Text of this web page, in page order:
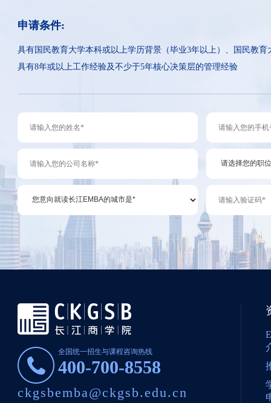
申请条件:
具有国民教育大学本科或以上学历背景（毕业3年以上）、国民教
具有8年或以上工作经验及不少于5年核心决策层的管理经验
全国统一招生与课程咨询热线
400-700-8558
ckgsbemba@ckgsb.edu.cn